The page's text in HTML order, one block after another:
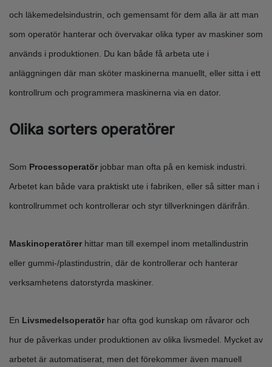
och läkemedelsindustrin, och gemensamt för dem alla är att man
som operatör hanterar och övervakar olika typer av maskiner som
används i produktionen. Du kan både få arbeta ute i
anläggningen där man sköter maskinerna manuellt, eller sitta i ett
kontrollrum och programmera maskinerna via en dator.
Olika sorters operatörer
Som Processoperatör jobbar man ofta på en kemisk industri.
Arbetet kan både vara praktiskt ute i fabriken, eller så sitter man i
kontrollrummet och kontrollerar och styr tillverkningen därifrån.
Maskinoperatörer hittar man till exempel inom metallindustrin
eller gummi-/plastindustrin, där de kontrollerar och hanterar
verksamhetens datorstyrda maskiner.
En Livsmedelsoperatör har ofta god kunskap om råvaror och
hur de påverkas under produktionen av olika livsmedel. Mycket av
arbetet är automatiserat, men det förekommer även manuell